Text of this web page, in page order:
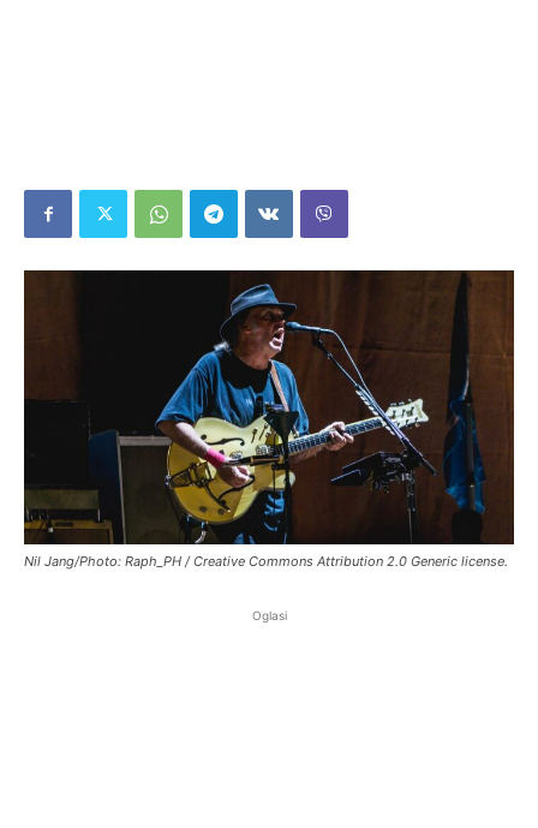
Nil Jang/Photo: Raph_PH / Creative Commons Attribution 2.0 Generic license.
Oglasi